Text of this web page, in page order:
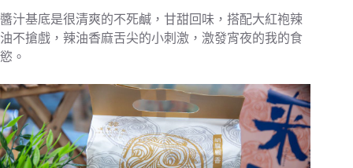
醬汁基底是很清爽的不死鹹，甘甜回味，搭配大紅袍辣
油不搶戲，辣油香麻舌尖的小刺激，激發宵夜的我的食
慾。